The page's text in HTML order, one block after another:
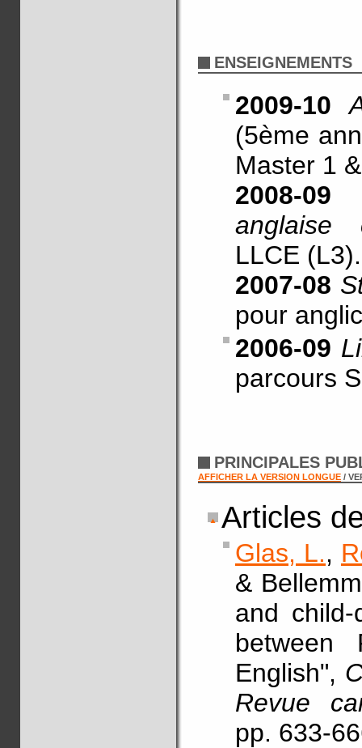
ENSEIGNEMENTS
2009-10
(5ème
Master 1
2008-09
anglaise
LLCE (L3).
2007-08
pour
2006-09
parcours
PRINCIPALES
AFFICHER LA VERSION LONGUE /
Articles
Glas, L.,
&
and
between
English",
Revue
pp. 633-